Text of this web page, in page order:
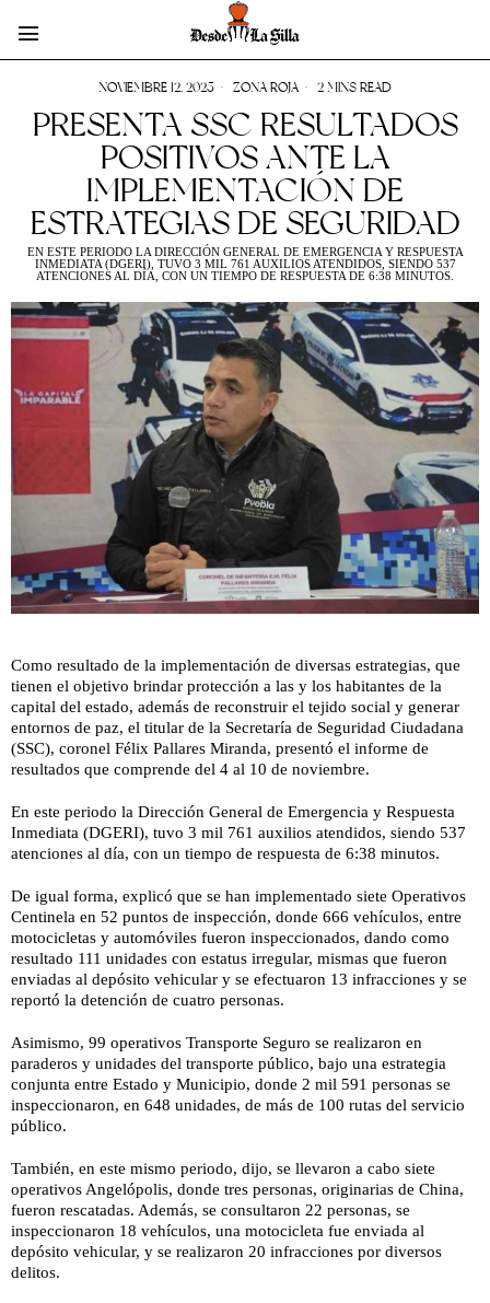
NOVIEMBRE 12, 2025 ZONA ROJA 2 MINS READ
PRESENTA SSC RESULTADOS
POSITIVOS ANTE LA
IMPLEMENTACIÓN DE
ESTRATEGIAS DE SEGURIDAD
EN ESTE PERIODO LA DIRECCIÓN GENERAL DE EMERGENCIA Y RESPUESTA
INMEDIATA (DGERI), TUVO 3 MIL 761 AUXILIOS ATENDIDOS, SIENDO 537
ATENCIONES AL DÍA, CON UN TIEMPO DE RESPUESTA DE 6:38 MINUTOS.
Como resultado de la implementación de diversas estrategias, que
tienen el objetivo brindar protección a las y los habitantes de la
capital del estado, además de reconstruir el tejido social y generar
entornos de paz, el titular de la Secretaría de Seguridad Ciudadana
(SSC), coronel Félix Pallares Miranda, presentó el informe de
resultados que comprende del 4 al 10 de noviembre.
En este periodo la Dirección General de Emergencia y Respuesta
Inmediata (DGERI), tuvo 3 mil 761 auxilios atendidos, siendo 537
atenciones al día, con un tiempo de respuesta de 6:38 minutos.
De igual forma, explicó que se han implementado siete Operativos
Centinela en 52 puntos de inspección, donde 666 vehículos, entre
motocicletas y automóviles fueron inspeccionados, dando como
resultado 111 unidades con estatus irregular, mismas que fueron
enviadas al depósito vehicular y se efectuaron 13 infracciones y se
reportó la detención de cuatro personas.
Asimismo, 99 operativos Transporte Seguro se realizaron en
paraderos y unidades del transporte público, bajo una estrategia
conjunta entre Estado y Municipio, donde 2 mil 591 personas se
inspeccionaron, en 648 unidades, de más de 100 rutas del servicio
público.
También, en este mismo periodo, dijo, se llevaron a cabo siete
operativos Angelópolis, donde tres personas, originarias de China,
fueron rescatadas. Además, se consultaron 22 personas, se
inspeccionaron 18 vehículos, una motocicleta fue enviada al
depósito vehicular, y se realizaron 20 infracciones por diversos
delitos.